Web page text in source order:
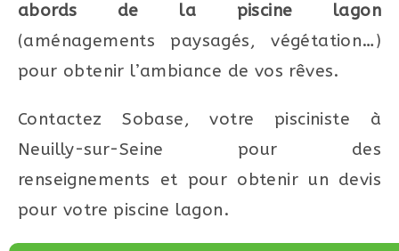
abords de la piscine lagon
(aménagements paysagés, végétation…)
pour obtenir l’ambiance de vos rêves.
Contactez Sobase, votre pisciniste à
Neuilly-sur-Seine pour des
renseignements et pour obtenir un devis
pour votre piscine lagon.